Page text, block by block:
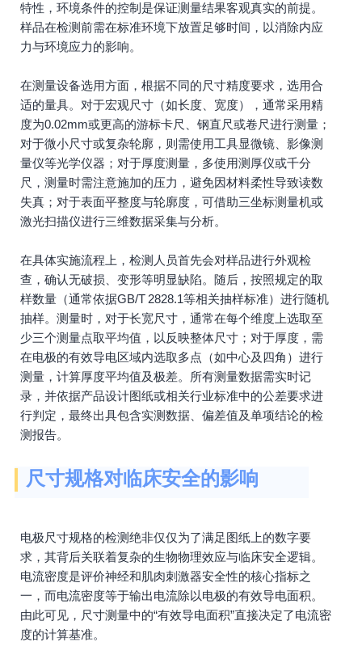
特性，环境条件的控制是保证测量结果客观真实的前提。
样品在检测前需在标准环境下放置足够时间，以消除内应
力与环境应力的影响。
在测量设备选用方面，根据不同的尺寸精度要求，选用合
适的量具。对于宏观尺寸（如长度、宽度），通常采用精
度为0.02mm或更高的游标卡尺、钢直尺或卷尺进行测量；
对于微小尺寸或复杂轮廓，则需使用工具显微镜、影像测
量仪等光学仪器；对于厚度测量，多使用测厚仪或千分
尺，测量时需注意施加的压力，避免因材料柔性导致读数
失真；对于表面平整度与轮廓度，可借助三坐标测量机或
激光扫描仪进行三维数据采集与分析。
在具体实施流程上，检测人员首先会对样品进行外观检
查，确认无破损、变形等明显缺陷。随后，按照规定的取
样数量（通常依据GB/T 2828.1等相关抽样标准）进行随机
抽样。测量时，对于长宽尺寸，通常在每个维度上选取至
少三个测量点取平均值，以反映整体尺寸；对于厚度，需
在电极的有效导电区域内选取多点（如中心及四角）进行
测量，计算厚度平均值及极差。所有测量数据需实时记
录，并依据产品设计图纸或相关行业标准中的公差要求进
行判定，最终出具包含实测数据、偏差值及单项结论的检
测报告。
尺寸规格对临床安全的影响
电极尺寸规格的检测绝非仅仅为了满足图纸上的数字要
求，其背后关联着复杂的生物物理效应与临床安全逻辑。
电流密度是评价神经和肌肉刺激器安全性的核心指标之
一，而电流密度等于输出电流除以电极的有效导电面积。
由此可见，尺寸测量中的“有效导电面积”直接决定了电流密
度的计算基准。